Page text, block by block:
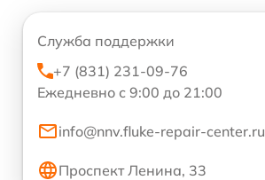
Служба поддержки
+7 (831) 231-09-76
Ежедневно с 9:00 до 21:00
info@nnv.fluke-repair-center.ru
Проспект Ленина, 33